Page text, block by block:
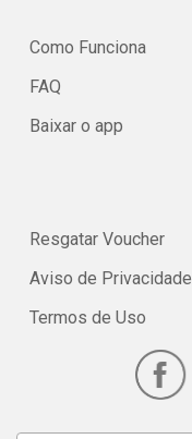
Como Funciona
FAQ
Baixar o app
Resgatar Voucher
Aviso de Privacidade
Termos de Uso